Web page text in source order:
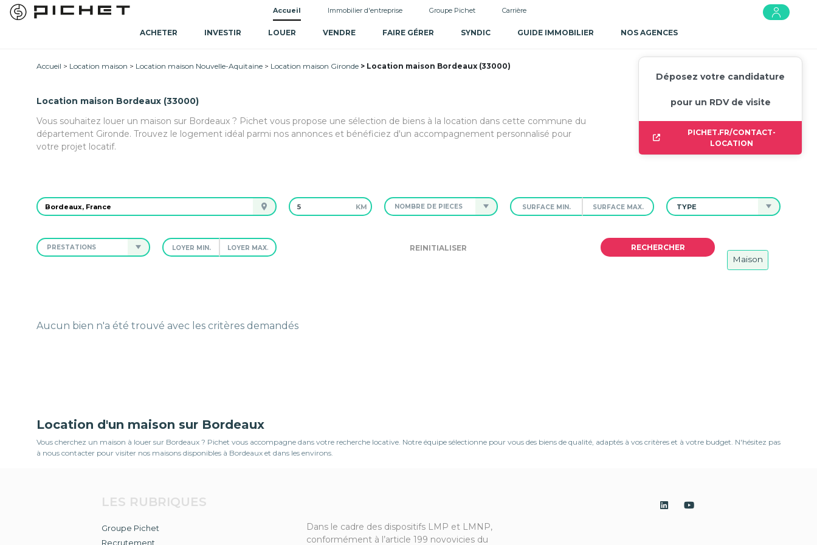
Accueil Immobilier d'entreprise Groupe Pichet Carrière
ACHETER INVESTIR LOUER VENDRE FAIRE GÉRER SYNDIC GUIDE IMMOBILIER NOS AGENCES
Accueil Location maison Location maison Nouvelle-Aquitaine Location maison Gironde Location maison Bordeaux (33000)
Location maison Bordeaux (33000)
Vous souhaitez louer un maison sur Bordeaux ? Pichet vous propose une sélection de biens à la location dans cette commune du
département Gironde. Trouvez le logement idéal parmi nos annonces et bénéficiez d'un accompagnement personnalisé pour
votre projet locatif.
Déposez votre candidature
pour un RDV de visite
PICHET.FR/CONTACT-
LOCATION
KM NOMBRE DE PIÈCES TYPE
PRESTATIONS
Maison
Aucun bien n'a été trouvé avec les critères demandés
Location d'un maison sur Bordeaux
Vous cherchez un maison à louer sur Bordeaux ? Pichet vous accompagne dans votre recherche locative. Notre équipe sélectionne pour vous des biens de qualité, adaptés à vos critères et à votre budget. N'hésitez pas
à nous contacter pour visiter nos maisons disponibles à Bordeaux et dans les environs.
LES RUBRIQUES
Groupe Pichet
Recrutement
Dans le cadre des dispositifs LMP et LMNP,
conformément à l’article 199 novovicies du